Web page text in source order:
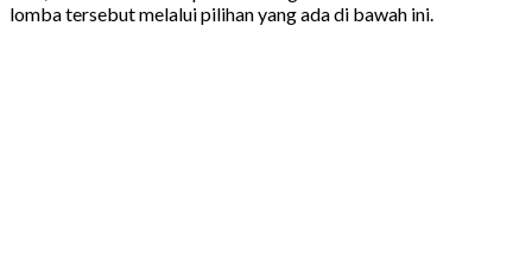
lomba tersebut melalui pilihan yang ada di bawah ini.